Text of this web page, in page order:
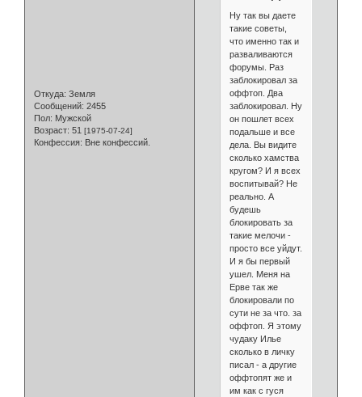
Откуда: Земля
Сообщений: 2455
Пол: Мужской
Возраст: 51 [1975-07-24]
Конфессия: Вне конфессий.
Ну так вы даете
такие советы,
что именно так и
разваливаются
форумы. Раз
заблокировал за
оффтоп. Два
заблокировал. Ну
он пошлет всех
подальше и все
дела. Вы видите
сколько хамства
кругом? И я всех
воспитывай? Не
реально. А
будешь
блокировать за
такие мелочи -
просто все уйдут.
И я бы первый
ушел. Меня на
Ерве так же
блокировали по
сути не за что. за
оффтоп. Я этому
чудаку Илье
сколько в личку
писал - а другие
оффтопят же и
им как с гуся